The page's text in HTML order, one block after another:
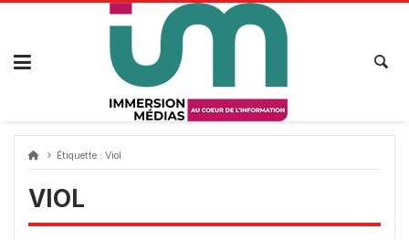
Passer
Étiquette : Viol
VIOL